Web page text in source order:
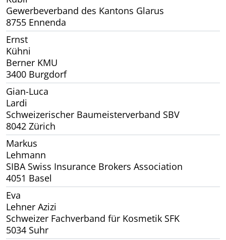
Gewerbeverband des Kantons Glarus
8755 Ennenda
Ernst
Kühni
Berner KMU
3400 Burgdorf
Gian-Luca
Lardi
Schweizerischer Baumeisterverband SBV
8042 Zürich
Markus
Lehmann
SIBA Swiss Insurance Brokers Association
4051 Basel
Eva
Lehner Azizi
Schweizer Fachverband für Kosmetik SFK
5034 Suhr